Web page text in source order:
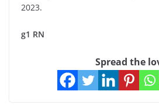
2023.
g1 RN
Spread the